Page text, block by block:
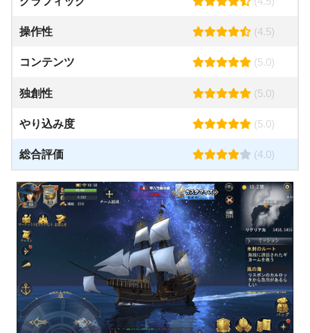
操作性 (4.5)
コンテンツ (5.0)
独創性 (5.0)
やり込み度 (5.0)
総合評価 (4.0)